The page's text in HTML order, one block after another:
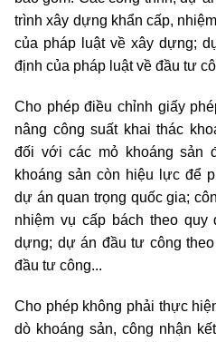
trình xây dựng khẩn cấp,
của pháp luật về xây dựng;
định của pháp luật về đầu tư
Cho phép điều chỉnh giấy
nâng công suất khai thác
đối với các mỏ khoáng sản
khoáng sản còn hiệu lực để
dự án quan trọng quốc gia;
nhiệm vụ cấp bách theo
dựng; dự án đầu tư công
đầu tư công...
Cho phép không phải thực
dò khoáng sản, công nhận